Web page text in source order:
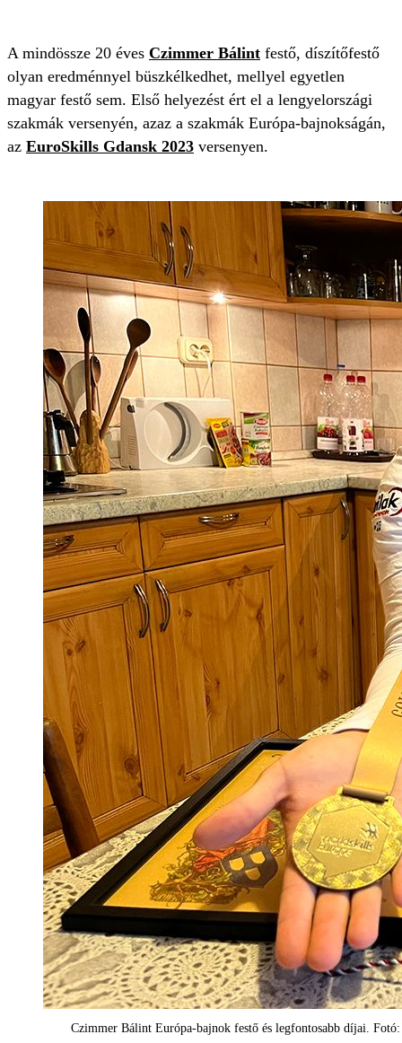
A mindössze 20 éves Czimmer Bálint festő, díszítőfestő
olyan eredménnyel büszkélkedhet, mellyel egyetlen
magyar festő sem. Első helyezést ért el a lengyelországi
szakmák versenyén, azaz a szakmák Európa-bajnokságán,
az EuroSkills Gdansk 2023 versenyen.
Czimmer Bálint Európa-bajnok festő és legfontosabb díjai.